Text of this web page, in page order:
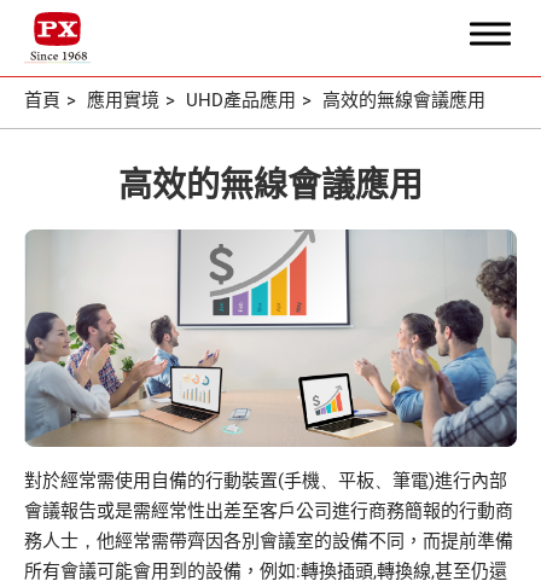
首頁 應用實境 UHD產品應用 高效的無線會議應用
高效的無線會議應用
對於經常需使用自備的行動裝置(手機、 平板、 筆電)進行內部
會議報告或是需經常性出差至客戶公司進行商務簡報的行動商
務人士 ， 他經常需帶齊因各別會議室的設備不同 ，而提前準備
所有會議可能會用到的設備 ，例如:轉換插頭,轉換線,甚至仍還
搜尋
核心專業
主力產品
應用實境
全部
UHD產品應用